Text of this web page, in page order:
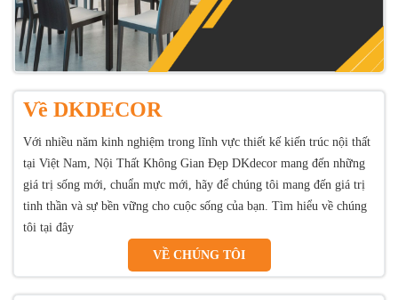
Về DKDECOR
Với nhiều năm kinh nghiệm trong lĩnh vực thiết kế kiến trúc nội thất
tại Việt Nam, Nội Thất Không Gian Đẹp DKdecor mang đến những
giá trị sống mới, chuẩn mực mới, hãy để chúng tôi mang đến giá trị
tinh thần và sự bền vững cho cuộc sống của bạn. Tìm hiểu về chúng
tôi tại đây
VỀ CHÚNG TÔI